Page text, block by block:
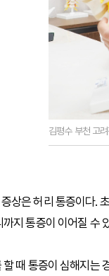
김평수 부천 고
상은 허리 통증이다.
지 통증이 이어질 수
때 통증이 심해지는